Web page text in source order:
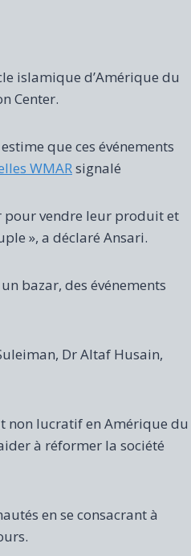
islamique d’Amérique du
Center.
que ces événements
WMARsignalé
pour vendre leur produit et
», a déclaré Ansari.
bazar, des événements
Dr Altaf Husain,
non lucratif en Amérique du
à réformer la société
en se consacrant à